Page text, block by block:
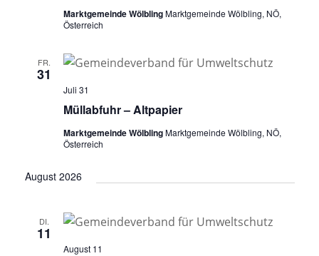
Marktgemeinde WölblingMarktgemeinde Wölbling, NÖ,
Österreich
FR.
31
Müllabfuhr – Altpapier
Juli 31
Marktgemeinde WölblingMarktgemeinde Wölbling, NÖ,
Österreich
August 2026
DI.
11
August 11